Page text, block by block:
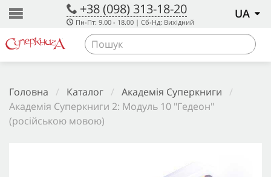
+38 (098) 313-18-20
Пн-Пт: 9.00 - 18.00 | Сб-Нд: Вихідний
UA
Головна / Каталог / Академія Суперкниги /
Академія Суперкниги 2: Модуль 10 "Гедеон"
(російською мовою)